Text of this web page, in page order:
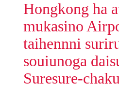
Hongkong ha
mukasino
taihennni
souiunoga
Suresure-